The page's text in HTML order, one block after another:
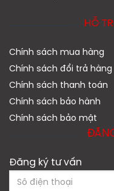
HỖ
Chính sách mua hàng
Chính sách đổi trả hàng
Chính sách thanh toán
Chính sách bảo hành
Chính sách bảo mật
Đăng ký tư vấn